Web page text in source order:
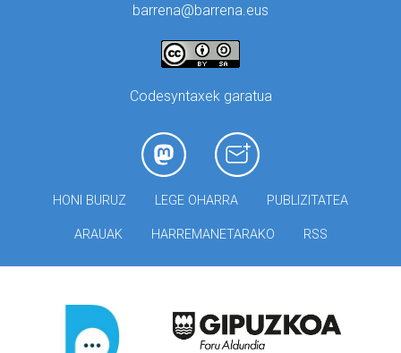
barrena@barrena.eus
Codesyntaxek garatua
HONI BURUZ LEGE OHARRA PUBLIZITATEA
ARAUAK HARREMANETARAKO RSS